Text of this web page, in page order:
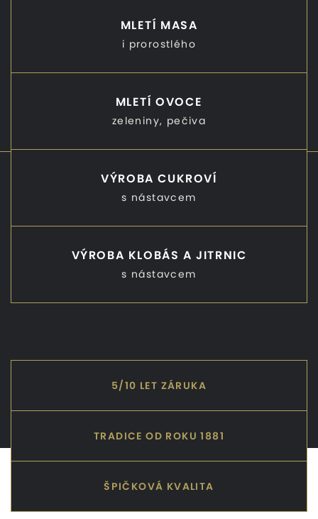
MLETÍ MASA
i prorostlého
MLETÍ OVOCE
zeleniny, pečiva
VÝROBA CUKROVÍ
s nástavcem
VÝROBA KLOBÁS A JITRNIC
s nástavcem
5/10 LET ZÁRUKA
TRADICE OD ROKU 1881
ŠPIČKOVÁ KVALITA